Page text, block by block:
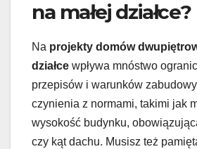
na małej działce?
Na projekty domów
działce wpływa mnóstwo
przepisów i warunków
czynienia z normami, takimi jak
wysokość budynku,
czy kąt dachu. Musisz też